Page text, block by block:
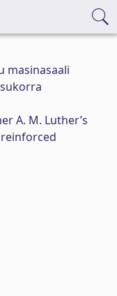
masinasaali
A. M. Luther’s